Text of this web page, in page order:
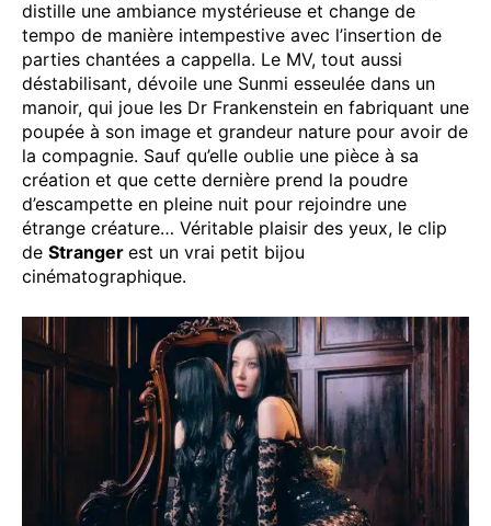
Autrice et compositrice de ses chansons, mais
également productrice de ses clips, Sunmi continue
de nous attirer dans son imaginaire atypique avec
Stranger, un titre déroutant au son pop/disco qui
distille une ambiance mystérieuse et change de
tempo de manière intempestive avec l’insertion de
parties chantées a cappella. Le MV, tout aussi
déstabilisant, dévoile une Sunmi esseulée dans un
manoir, qui joue les Dr Frankenstein en fabriquant une
poupée à son image et grandeur nature pour avoir de
la compagnie. Sauf qu’elle oublie une pièce à sa
création et que cette dernière prend la poudre
étrange créature… Véritable plaisir des yeux, le clip
deStranger est un vrai petit bijou
cinématographique.